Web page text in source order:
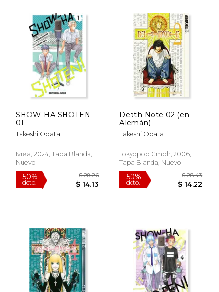
50%
dcto.
50%
dcto.
SHOW-HA SHOTEN
01
Takeshi Obata
Ivrea, 2024, Tapa Blanda,
Nuevo
Death Note 02 (en
Alemán)
Takeshi Obata
Tokyopop Gmbh, 2006,
Tapa Blanda, Nuevo